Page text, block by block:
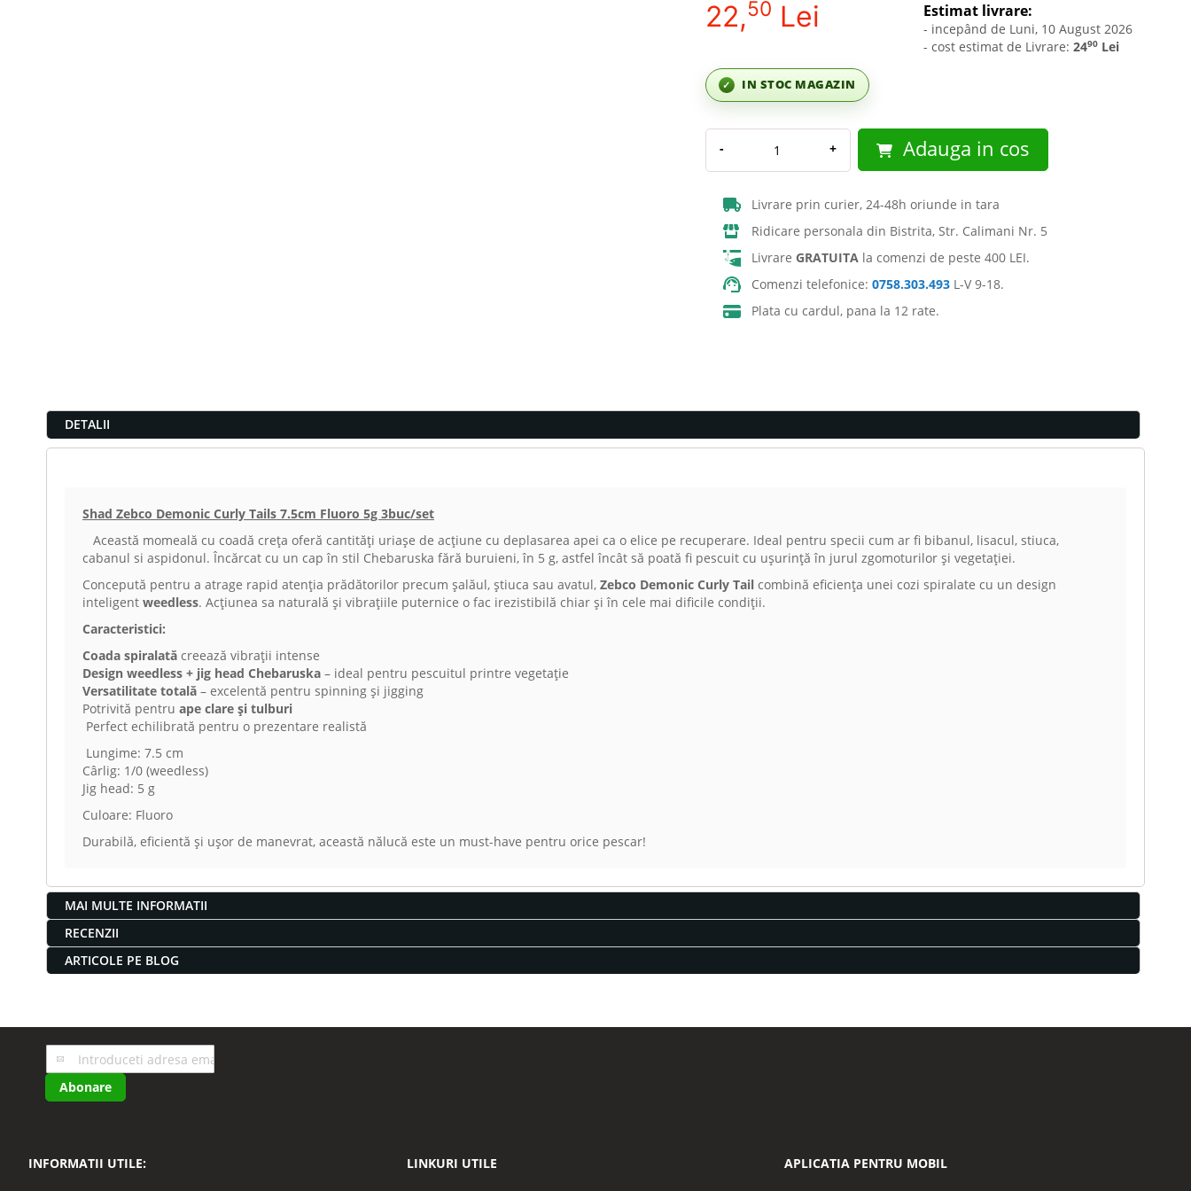
22,50 Lei
✓ IN STOC MAGAZIN
Estimat livrare:
- incepând de Luni, 10 August 2026
- cost estimat de Livrare: 2490 Lei
- + Adauga in cos
Livrare prin curier, 24-48h oriunde in tara
Ridicare personala din Bistrita, Str. Calimani Nr. 5
Livrare GRATUITA la comenzi de peste 400 LEI.
Comenzi telefonice: 0758.303.493 L-V 9-18.
Plata cu cardul, pana la 12 rate.
DETALII
Shad Zebco Demonic Curly Tails 7.5cm Fluoro 5g 3buc/set
Această momeală cu coadă creța oferă cantități uriașe de acțiune cu deplasarea apei ca o elice pe recuperare. Ideal pentru specii cum ar fi bibanul, lisacul, stiuca,
cabanul si aspidonul. Încărcat cu un cap în stil Chebaruska fără buruieni, în 5 g, astfel încât să poată fi pescuit cu ușurință în jurul zgomoturilor și vegetației.
Concepută pentru a atrage rapid atenția prădătorilor precum șalăul, știuca sau avatul, Zebco Demonic Curly Tail combină eficiența unei cozi spiralate cu un design
inteligent weedless. Acțiunea sa naturală și vibrațiile puternice o fac irezistibilă chiar și în cele mai dificile condiții.
Caracteristici:
Coada spiralată creează vibrații intense
Design weedless + jig head Chebaruska – ideal pentru pescuitul printre vegetație
Versatilitate totală – excelentă pentru spinning și jigging
Potrivită pentru ape clare și tulburi
Perfect echilibrată pentru o prezentare realistă
Lungime: 7.5 cm
Cârlig: 1/0 (weedless)
Jig head: 5 g
Culoare: Fluoro
Durabilă, eficientă și ușor de manevrat, această nălucă este un must-have pentru orice pescar!
MAI MULTE INFORMATII
RECENZII
ARTICOLE PE BLOG
Inscrieti-
va
Buletinele
Abonare
INFORMATII UTILE: LINKURI UTILE APLICATIA PENTRU MOBIL